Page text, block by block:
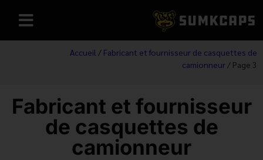
Accueil / Fabricant et fournisseur de casquettes de
camionneur / Page 3
Fabricant et fournisseur
de casquettes de
camionneur